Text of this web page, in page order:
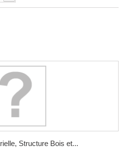
Structure Bois et...